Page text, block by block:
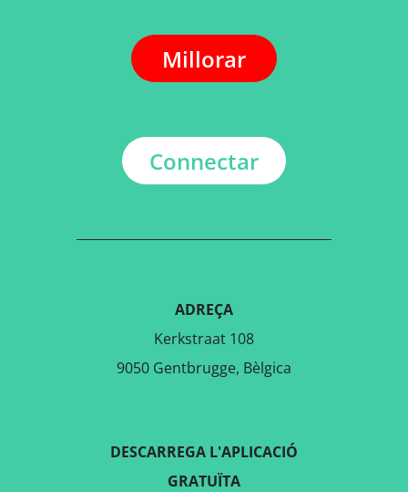
Millorar
Connectar
ADREÇA
Kerkstraat 108
9050 Gentbrugge, Bèlgica
DESCARREGA L'APLICACIÓ
GRATUÏTA